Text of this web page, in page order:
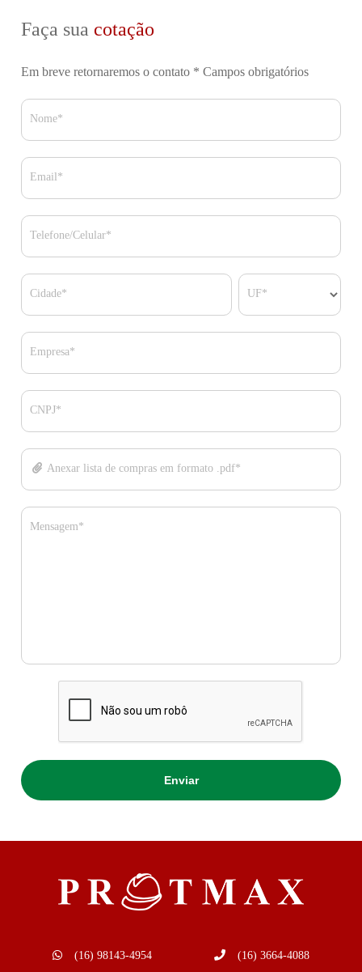
Faça sua cotação
Em breve retornaremos o contato * Campos obrigatórios
Nome*
Email*
Telefone/Celular*
Cidade* UF*
Empresa*
CNPJ*
Anexar lista de compras em formato .pdf*
Mensagem*
(16) 98143-4954 (16) 3664-4088